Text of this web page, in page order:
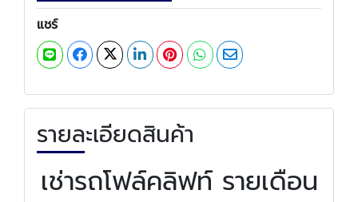
แชร์
รายละเอียดสินค้า
เช่ารถโฟล์คลิฟท์ รายเดือน